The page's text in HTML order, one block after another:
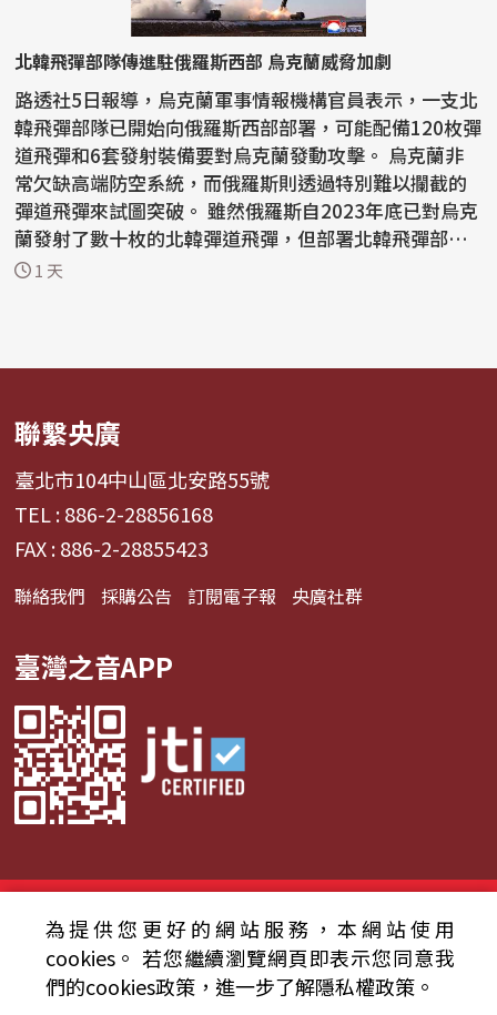
北韓飛彈部隊傳進駐俄羅斯西部 烏克蘭威脅加劇
路透社5日報導，烏克蘭軍事情報機構官員表示，一支北
韓飛彈部隊已開始向俄羅斯西部部署，可能配備120枚彈
道飛彈和6套發射裝備要對烏克蘭發動攻擊。 烏克蘭非
常欠缺高端防空系統，而俄羅斯則透過特別難以攔截的
彈道飛彈來試圖突破。 雖然俄羅斯自2023年底已對烏克
蘭發射了數十枚的北韓彈道飛彈，但部署北韓飛彈部
隊...1 天
聯繫央廣
臺北市104中山區北安路55號
TEL : 886-2-28856168
FAX : 886-2-28855423
聯絡我們 採購公告 訂閱電子報 央廣社群
臺灣之音APP
© 2024財團法人中央廣播電臺 版權所有
資通安全政策聲明
服務條款 隱私權條款
為提供您更好的網站服務，本網站使用
cookies。 若您繼續瀏覽網頁即表示您同意我
們的cookies政策，進一步了解隱私權政策。